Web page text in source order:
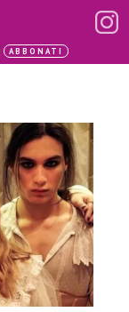
ABBONATI